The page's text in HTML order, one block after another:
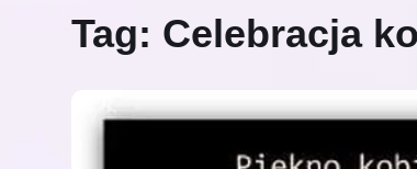
Tag: Celebracja